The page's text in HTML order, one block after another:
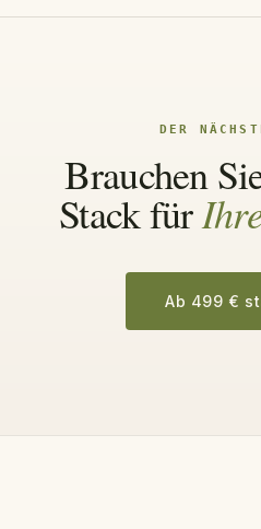
DER
Brauchen
Stack für
Ab 499 €